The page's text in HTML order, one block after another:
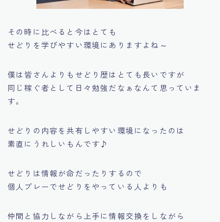
その時に比べると今はとても
せどりを学びやすい環境にありますよね～
僕は皆さんよりもせどり歴はとても長いですが
同じ稼ぐ者として日々勉強だなぁなんて思っていま
す。
せどりの内容を共有しやすい環境になったのは
素直にうれしいもんです♪
せどりは情報が命だったりするので
個人プレーでせどりをやっている人よりも
仲間と協力しながら上手に情報交換をしながら